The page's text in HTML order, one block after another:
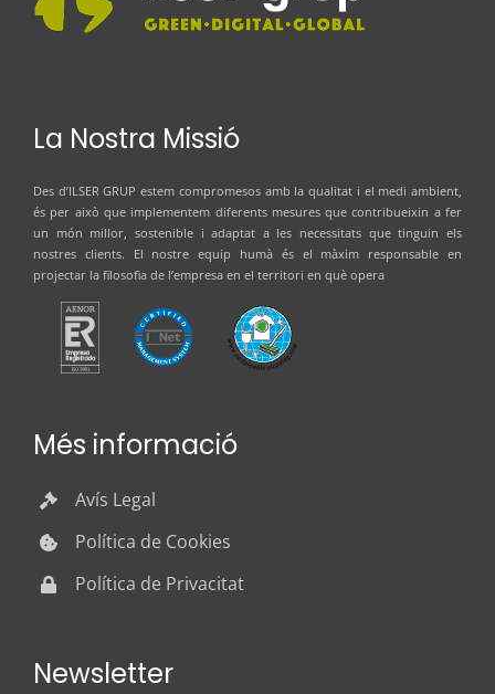
La Nostra Missió
Des d’ILSER GRUP estem compromesos amb la qualitat i el medi ambient,
és per això que implementem diferents mesures que contribueixin a fer
un món millor, sostenible i adaptat a les necessitats que tinguin els
nostres clients. El nostre equip humà és el màxim responsable en
projectar la filosofia de l’empresa en el territori en què opera
Més informació
Avís Legal
Política de Cookies
Política de Privacitat
Newsletter